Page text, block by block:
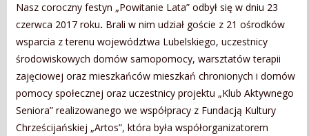
Nasz coroczny festyn „Powitanie Lata” odbył się w dniu 23
czerwca 2017 roku. Brali w nim udział goście z 21 ośrodków
wsparcia z terenu województwa Lubelskiego, uczestnicy
środowiskowych domów samopomocy, warsztatów terapii
zajęciowej oraz mieszkańców mieszkań chronionych i domów
pomocy społecznej oraz uczestnicy projektu „Klub Aktywnego
Seniora” realizowanego we współpracy z Fundacją Kultury
Chrześcijańskiej „Artos”, która była współorganizatorem